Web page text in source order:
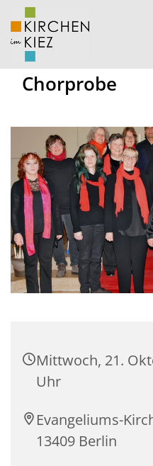
Chorprobe
Mittwoch, 21.
Uhr
Evangeliums-
13409 Berlin